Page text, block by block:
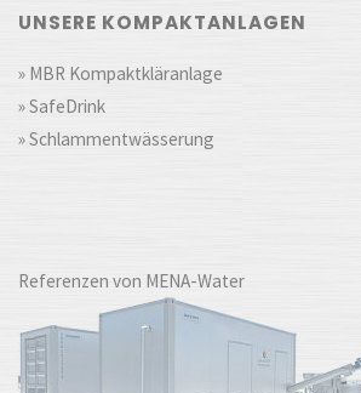
UNSERE KOMPAKTANLAGEN
» MBR Kompaktkläranlage
» SafeDrink
» Schlammentwässerung
Referenzen von MENA-Water